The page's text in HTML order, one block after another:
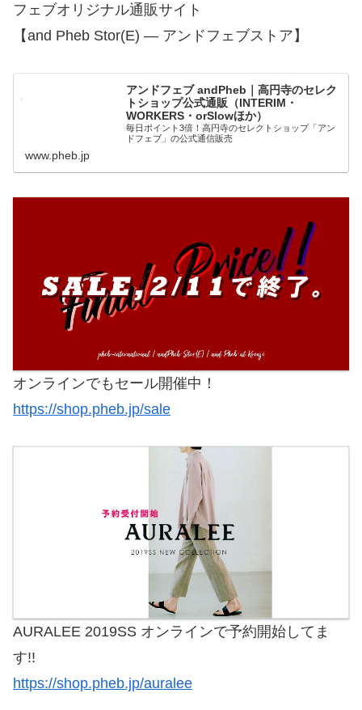
フェブオリジナル通販サイト
【and Pheb Stor(E) — アンドフェブストア】
アンドフェブ andPheb｜高円寺のセレク
トショップ公式通販（INTERIM・
WORKERS・orSlowほか）
毎日ポイント3倍！高円寺のセレクトショップ「アン
ドフェブ」の公式通信販売
www.pheb.jp
オンラインでもセール開催中！
https://shop.pheb.jp/sale
AURALEE 2019SS オンラインで予約開始してま
す!!
https://shop.pheb.jp/auralee